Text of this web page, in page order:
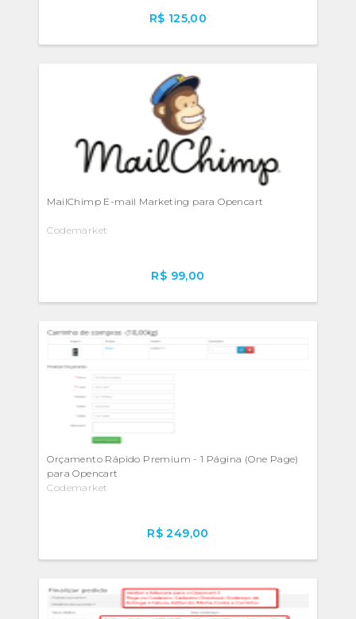
R$ 125,00
MailChimp E-mail Marketing para Opencart
Codemarket
R$ 99,00
Orçamento Rápido Premium - 1 Página (One Page)
para Opencart
Codemarket
R$ 249,00